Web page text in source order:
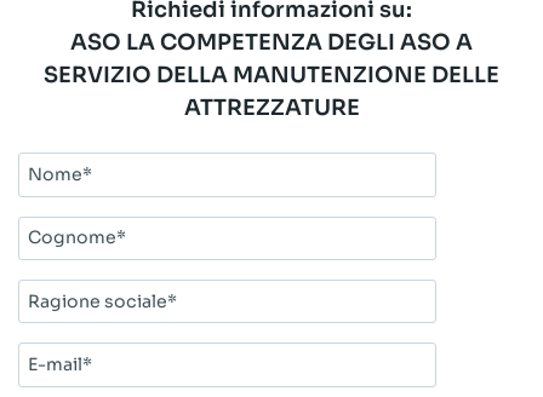
Richiedi informazioni su:
ASO LA COMPETENZA DEGLI ASO A
SERVIZIO DELLA MANUTENZIONE DELLE
ATTREZZATURE
Nome*
Cognome*
Ragione
sociale*
E-
mail*